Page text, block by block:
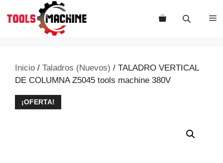
Inicio / Taladros (Nuevos) / TALADRO VERTICAL
DE COLUMNA Z5045 tools machine 380V
¡OFERTA!